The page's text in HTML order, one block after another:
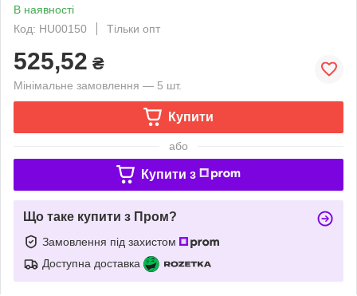
В наявності
Код: HU00150
Тільки опт
525,52 ₴
Мінімальне замовлення — 5 шт.
Купити
або
Купити з
Що таке купити з Пром?
Замовлення під захистом
Доступна доставка